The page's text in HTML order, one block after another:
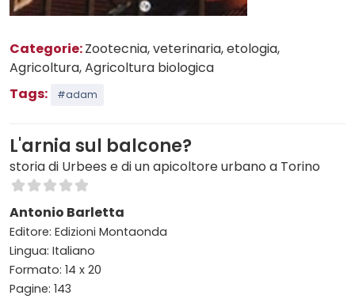
Categorie:Zootecnia, veterinaria, etologia,
Agricoltura, Agricoltura biologica
Tags:
#adam
L'arnia sul balcone?
storia di Urbees e di un apicoltore urbano a Torino
Antonio Barletta
Editore: Edizioni Montaonda
Lingua: Italiano
Formato: 14 x 20
Pagine: 143